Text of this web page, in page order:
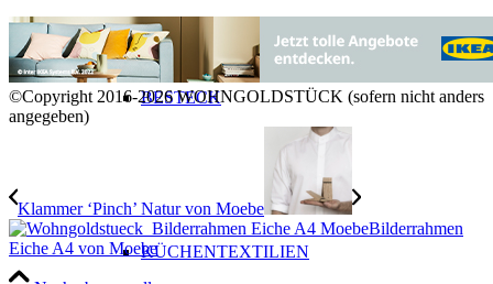
BESTECK
KÜCHENTEXTILIEN
©Copyright 2016-2026 WOHNGOLDSTÜCK (sofern nicht anders
angegeben)
Klammer ‘Pinch’ Natur von Moebe
Bilderrahmen
Eiche A4 von Moebe